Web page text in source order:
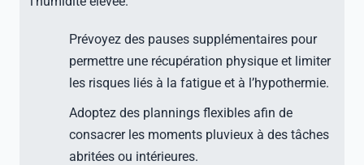
Prévoyez des pauses supplémentaires pour
permettre une récupération physique et limiter
les risques liés à la fatigue et à l’hypothermie.
Adoptez des plannings flexibles afin de
consacrer les moments pluvieux à des tâches
abritées ou intérieures.